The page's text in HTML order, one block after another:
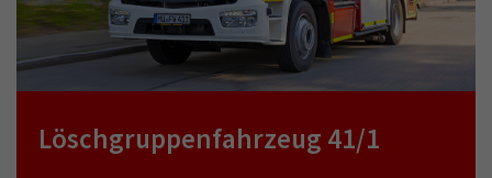
Löschgruppenfahrzeug 41/1